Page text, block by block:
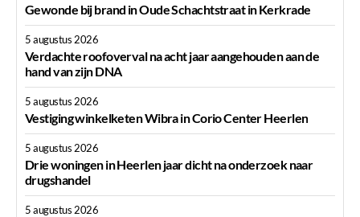
Gewonde bij brand in Oude Schachtstraat in Kerkrade
5 augustus 2026
Verdachte roofoverval na acht jaar aangehouden aan de
hand van zijn DNA
5 augustus 2026
Vestiging winkelketen Wibra in Corio Center Heerlen
5 augustus 2026
Drie woningen in Heerlen jaar dicht na onderzoek naar
drugshandel
5 augustus 2026